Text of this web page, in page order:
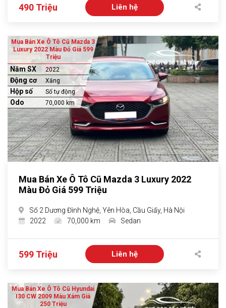
490 Triệu Liên hệ
Mua Bán Xe Ô Tô Cũ Mazda 3
Luxury 2022 Màu Đỏ Giá 599
Triệu
Năm SX 2022
Động cơ Xăng
Hộp số Số tự động
Odo 70,000 km
Mua Bán Xe Ô Tô Cũ Mazda 3 Luxury 2022
Màu Đỏ Giá 599 Triệu
Số 2 Dương Đình Nghệ, Yên Hòa, Cầu Giấy, Hà Nội
2022
70,000 km Sedan
599 Triệu Liên hệ
Mua Bán Xe Ô Tô Cũ Hyundai
I30 CW 2009 Màu Xám Giá
250 Triệu